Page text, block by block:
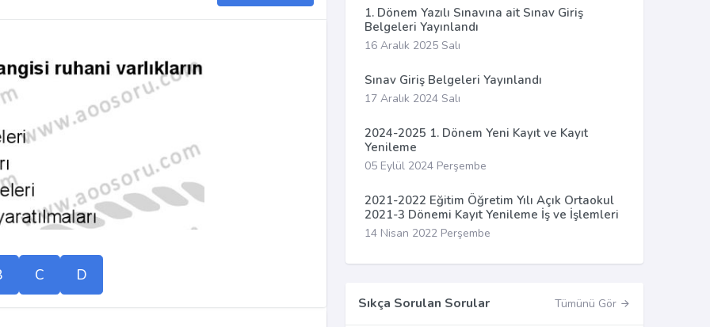
C D
1. Dönem Yazılı Sınavına ait Sınav Giriş
Belgeleri Yayınlandı
16 Aralık 2025 Salı
Sınav Giriş Belgeleri Yayınlandı
17 Aralık 2024 Salı
2024-2025 1. Dönem Yeni Kayıt ve Kayıt
Yenileme
05 Eylül 2024 Perşembe
2021-2022 Eğitim Öğretim Yılı Açık Ortaokul
2021-3 Dönemi Kayıt Yenileme İş ve İşlemleri
14 Nisan 2022 Perşembe
Sıkça Sorulan Sorular Tümünü Gör